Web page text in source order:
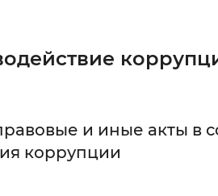
Увеличенный
С засечками
и иные акты в
коррупции